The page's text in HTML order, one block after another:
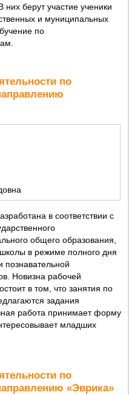
берут участие ученики
и муниципальных
по
по
в соответствии с
общего образования,
в режиме полного дня
познавательной
Новизна рабочей
в том, что занятия по
задания
работа принимает форму
младших
по
«Эврика»